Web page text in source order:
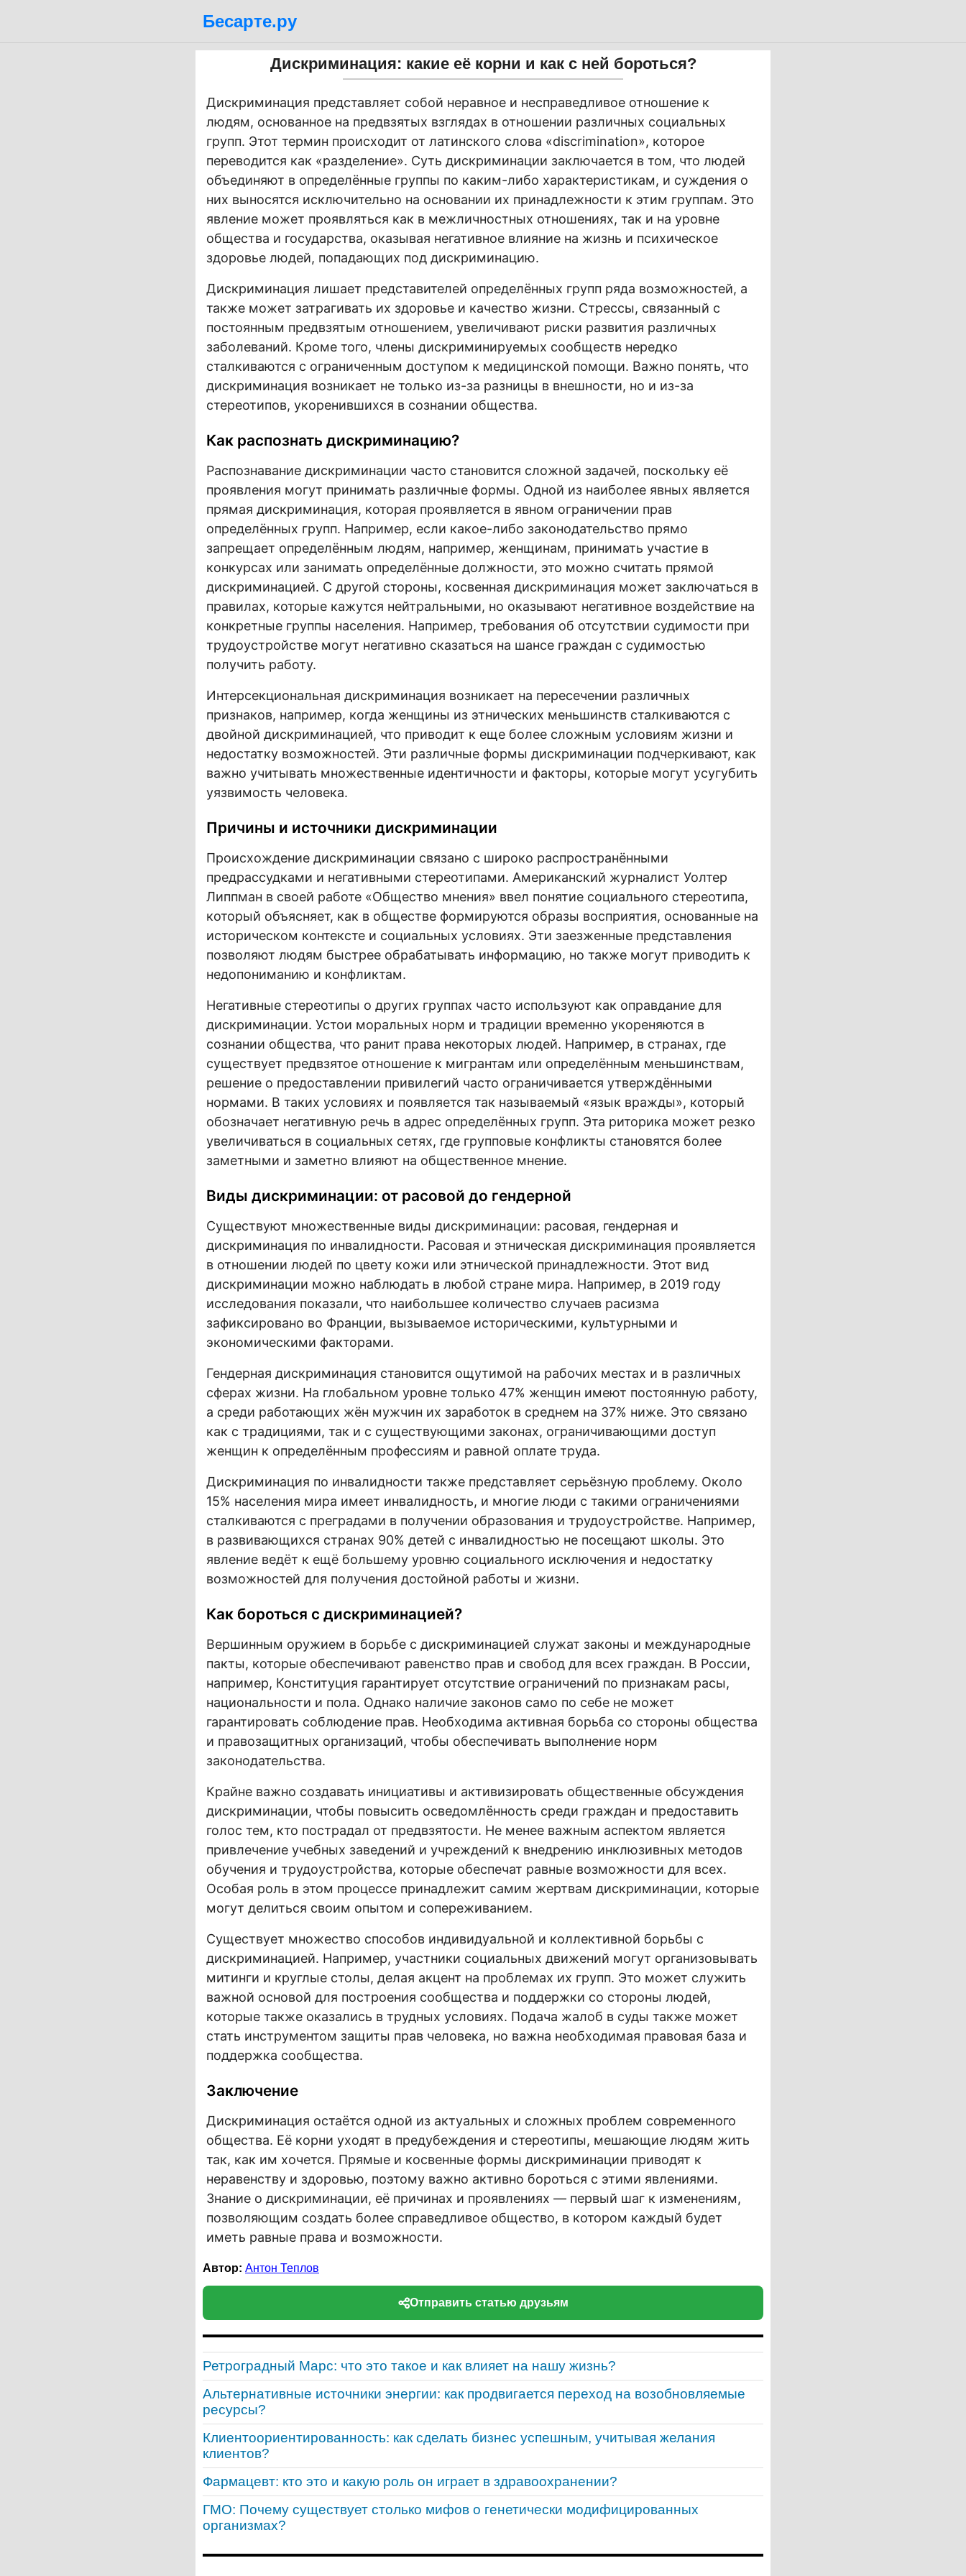
Бесарте.ру
Дискриминация: какие её корни и как с ней бороться?
Дискриминация представляет собой неравное и несправедливое отношение к
людям, основанное на предвзятых взглядах в отношении различных социальных
групп. Этот термин происходит от латинского слова «discrimination», которое
переводится как «разделение». Суть дискриминации заключается в том, что людей
объединяют в определённые группы по каким-либо характеристикам, и суждения о
них выносятся исключительно на основании их принадлежности к этим группам. Это
явление может проявляться как в межличностных отношениях, так и на уровне
общества и государства, оказывая негативное влияние на жизнь и психическое
здоровье людей, попадающих под дискриминацию.
Дискриминация лишает представителей определённых групп ряда возможностей, а
также может затрагивать их здоровье и качество жизни. Стрессы, связанный с
постоянным предвзятым отношением, увеличивают риски развития различных
заболеваний. Кроме того, члены дискриминируемых сообществ нередко
сталкиваются с ограниченным доступом к медицинской помощи. Важно понять, что
дискриминация возникает не только из-за разницы в внешности, но и из-за
стереотипов, укоренившихся в сознании общества.
Как распознать дискриминацию?
Распознавание дискриминации часто становится сложной задачей, поскольку её
проявления могут принимать различные формы. Одной из наиболее явных является
прямая дискриминация, которая проявляется в явном ограничении прав
определённых групп. Например, если какое-либо законодательство прямо
запрещает определённым людям, например, женщинам, принимать участие в
конкурсах или занимать определённые должности, это можно считать прямой
дискриминацией. С другой стороны, косвенная дискриминация может заключаться в
правилах, которые кажутся нейтральными, но оказывают негативное воздействие на
конкретные группы населения. Например, требования об отсутствии судимости при
трудоустройстве могут негативно сказаться на шансе граждан с судимостью
получить работу.
Интерсекциональная дискриминация возникает на пересечении различных
признаков, например, когда женщины из этнических меньшинств сталкиваются с
двойной дискриминацией, что приводит к еще более сложным условиям жизни и
недостатку возможностей. Эти различные формы дискриминации подчеркивают, как
важно учитывать множественные идентичности и факторы, которые могут усугубить
уязвимость человека.
Причины и источники дискриминации
Происхождение дискриминации связано с широко распространёнными
предрассудками и негативными стереотипами. Американский журналист Уолтер
Липпман в своей работе «Общество мнения» ввел понятие социального стереотипа,
который объясняет, как в обществе формируются образы восприятия, основанные на
историческом контексте и социальных условиях. Эти заезженные представления
позволяют людям быстрее обрабатывать информацию, но также могут приводить к
недопониманию и конфликтам.
Негативные стереотипы о других группах часто используют как оправдание для
дискриминации. Устои моральных норм и традиции временно укореняются в
сознании общества, что ранит права некоторых людей. Например, в странах, где
существует предвзятое отношение к мигрантам или определённым меньшинствам,
решение о предоставлении привилегий часто ограничивается утверждёнными
нормами. В таких условиях и появляется так называемый «язык вражды», который
обозначает негативную речь в адрес определённых групп. Эта риторика может резко
увеличиваться в социальных сетях, где групповые конфликты становятся более
заметными и заметно влияют на общественное мнение.
Виды дискриминации: от расовой до гендерной
Существуют множественные виды дискриминации: расовая, гендерная и
дискриминация по инвалидности. Расовая и этническая дискриминация проявляется
в отношении людей по цвету кожи или этнической принадлежности. Этот вид
дискриминации можно наблюдать в любой стране мира. Например, в 2019 году
исследования показали, что наибольшее количество случаев расизма
зафиксировано во Франции, вызываемое историческими, культурными и
экономическими факторами.
Гендерная дискриминация становится ощутимой на рабочих местах и в различных
сферах жизни. На глобальном уровне только 47% женщин имеют постоянную работу,
а среди работающих жён мужчин их заработок в среднем на 37% ниже. Это связано
как с традициями, так и с существующими законах, ограничивающими доступ
женщин к определённым профессиям и равной оплате труда.
Дискриминация по инвалидности также представляет серьёзную проблему. Около
15% населения мира имеет инвалидность, и многие люди с такими ограничениями
сталкиваются с преградами в получении образования и трудоустройстве. Например,
в развивающихся странах 90% детей с инвалидностью не посещают школы. Это
явление ведёт к ещё большему уровню социального исключения и недостатку
возможностей для получения достойной работы и жизни.
Как бороться с дискриминацией?
Вершинным оружием в борьбе с дискриминацией служат законы и международные
пакты, которые обеспечивают равенство прав и свобод для всех граждан. В России,
например, Конституция гарантирует отсутствие ограничений по признакам расы,
национальности и пола. Однако наличие законов само по себе не может
гарантировать соблюдение прав. Необходима активная борьба со стороны общества
и правозащитных организаций, чтобы обеспечивать выполнение норм
законодательства.
Крайне важно создавать инициативы и активизировать общественные обсуждения
дискриминации, чтобы повысить осведомлённость среди граждан и предоставить
голос тем, кто пострадал от предвзятости. Не менее важным аспектом является
привлечение учебных заведений и учреждений к внедрению инклюзивных методов
обучения и трудоустройства, которые обеспечат равные возможности для всех.
Особая роль в этом процессе принадлежит самим жертвам дискриминации, которые
могут делиться своим опытом и сопереживанием.
Существует множество способов индивидуальной и коллективной борьбы с
дискриминацией. Например, участники социальных движений могут организовывать
митинги и круглые столы, делая акцент на проблемах их групп. Это может служить
важной основой для построения сообщества и поддержки со стороны людей,
которые также оказались в трудных условиях. Подача жалоб в суды также может
стать инструментом защиты прав человека, но важна необходимая правовая база и
поддержка сообщества.
Заключение
Дискриминация остаётся одной из актуальных и сложных проблем современного
общества. Её корни уходят в предубеждения и стереотипы, мешающие людям жить
так, как им хочется. Прямые и косвенные формы дискриминации приводят к
неравенству и здоровью, поэтому важно активно бороться с этими явлениями.
Знание о дискриминации, её причинах и проявлениях — первый шаг к изменениям,
позволяющим создать более справедливое общество, в котором каждый будет
иметь равные права и возможности.
Автор: Антон Теплов
Отправить статью друзьям
Ретроградный Марс: что это такое и как влияет на нашу жизнь?
Альтернативные источники энергии: как продвигается переход на возобновляемые
ресурсы?
Клиентоориентированность: как сделать бизнес успешным, учитывая желания
клиентов?
Фармацевт: кто это и какую роль он играет в здравоохранении?
ГМО: Почему существует столько мифов о генетически модифицированных
организмах?